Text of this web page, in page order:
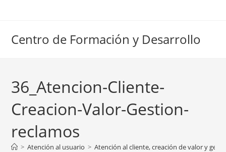
Centro de Formación y Desarrollo
36_Atencion-Cliente-
Creacion-Valor-Gestion-
reclamos
> Atención al usuario > Atención al cliente, creación de valor y